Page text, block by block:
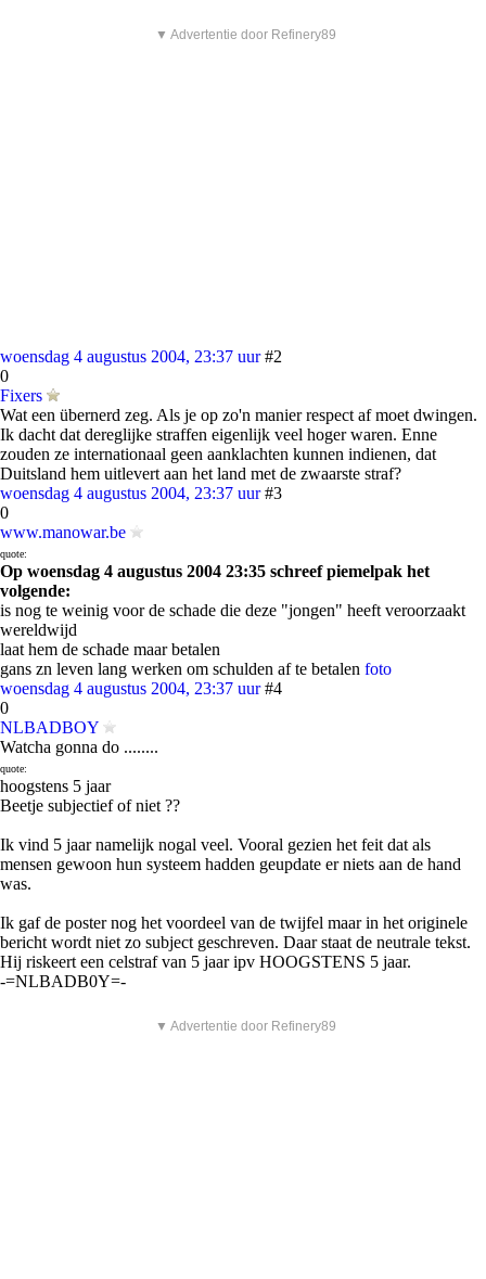
▼ Advertentie door Refinery89
woensdag 4 augustus 2004, 23:37 uur #2
0
Fixers
Wat een übernerd zeg. Als je op zo'n manier respect af moet dwingen.
Ik dacht dat dereglijke straffen eigenlijk veel hoger waren. Enne
zouden ze internationaal geen aanklachten kunnen indienen, dat
Duitsland hem uitlevert aan het land met de zwaarste straf?
woensdag 4 augustus 2004, 23:37 uur #3
0
www.manowar.be
quote:
Op woensdag 4 augustus 2004 23:35 schreef piemelpak het
volgende:
is nog te weinig voor de schade die deze "jongen" heeft veroorzaakt
wereldwijd
laat hem de schade maar betalen
gans zn leven lang werken om schulden af te betalen foto
woensdag 4 augustus 2004, 23:37 uur #4
0
NLBADBOY
Watcha gonna do ........
quote:
hoogstens 5 jaar
Beetje subjectief of niet ??
Ik vind 5 jaar namelijk nogal veel. Vooral gezien het feit dat als
mensen gewoon hun systeem hadden geupdate er niets aan de hand
was.
Ik gaf de poster nog het voordeel van de twijfel maar in het originele
bericht wordt niet zo subject geschreven. Daar staat de neutrale tekst.
Hij riskeert een celstraf van 5 jaar ipv HOOGSTENS 5 jaar.
-=NLBADB0Y=-
▼ Advertentie door Refinery89